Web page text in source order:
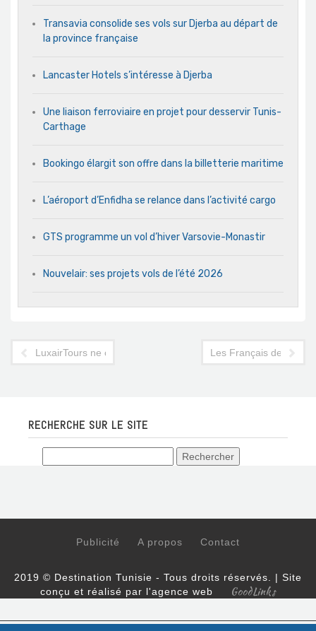
Transavia consolide ses vols sur Djerba au départ de
la province française
Lancaster Hotels s’intéresse à Djerba
Une liaison ferroviaire en projet pour desservir Tunis-
Carthage
Bookingo élargit son offre dans la billetterie maritime
L’aéroport d’Enfidha se relance dans l’activité cargo
GTS programme un vol d’hiver Varsovie-Monastir
Nouvelair: ses projets vols de l’été 2026
LuxairTours ne change pas sa programmationLes Français de
RECHERCHE SUR LE SITE
Publicité A propos Contact
2019 © Destination Tunisie - Tous droits réservés. | Site
conçu et réalisé par l'agence web
GoodLinks